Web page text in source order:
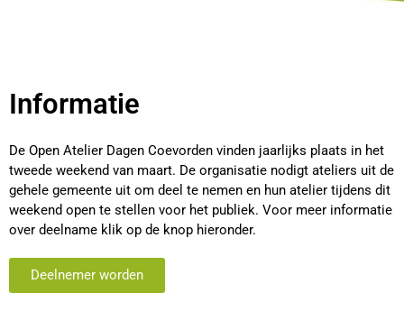
Informatie
De Open Atelier Dagen Coevorden vinden jaarlijks plaats in het
tweede weekend van maart. De organisatie nodigt ateliers uit de
gehele gemeente uit om deel te nemen en hun atelier tijdens dit
weekend open te stellen voor het publiek. Voor meer informatie
over deelname klik op de knop hieronder.
Deelnemer worden